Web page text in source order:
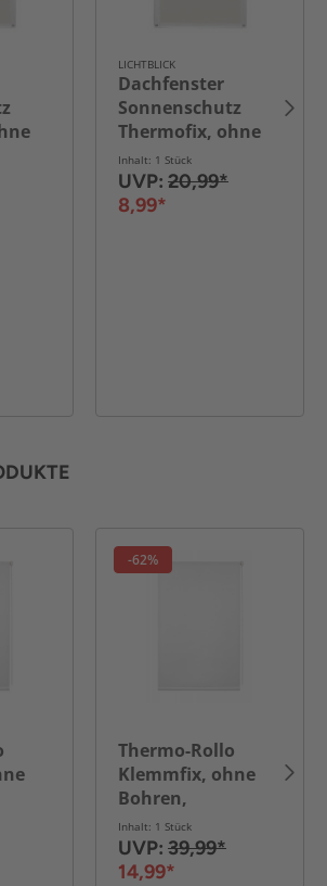
59
x
LICHTBLICK
Dachfenster
Sonnenschutz
Thermofix, ohne
Bohren - Beige, 36
cm x 71,5 cm (B x
L) für C04
Inhalt: 1 Stück
UVP: 20,99*
8,99*
150
-62%
Thermo-Rollo
Klemmfix, ohne
Bohren,
Verdunkelung -
Weiß, 90 cm x 150
cm (B x L)
Inhalt: 1 Stück
UVP: 39,99*
14,99*